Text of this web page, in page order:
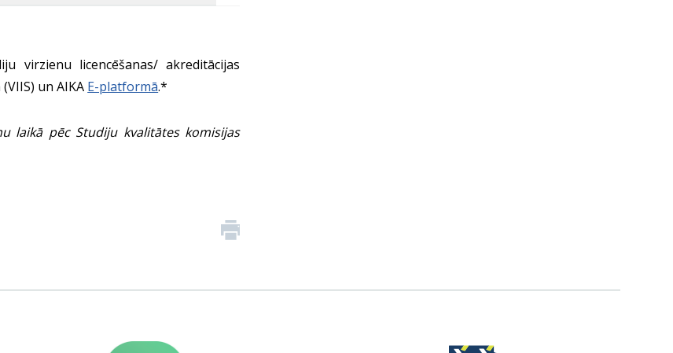
virzienu licencēšanas/ akreditācijas
un AIKA E-platformā.*
laikā pēc Studiju kvalitātes komisijas